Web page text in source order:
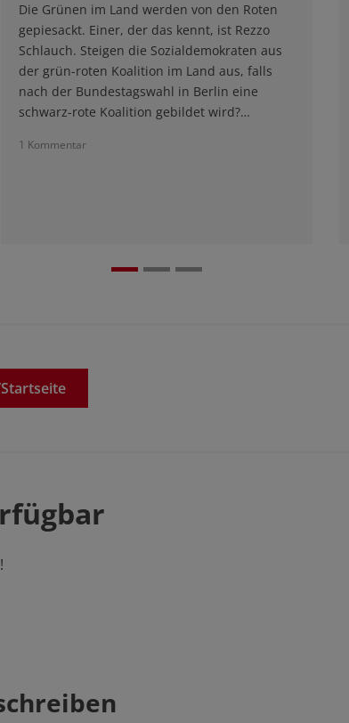
Die Grünen im Land werden von den Roten
gepiesackt. Einer, der das kennt, ist Rezzo
Schlauch. Steigen die Sozialdemokraten aus
der grün-roten Koalition im Land aus, falls
nach der Bundestagswahl in Berlin eine
schwarz-rote Koalition gebildet wird?…
1 Kommentar
Startseite